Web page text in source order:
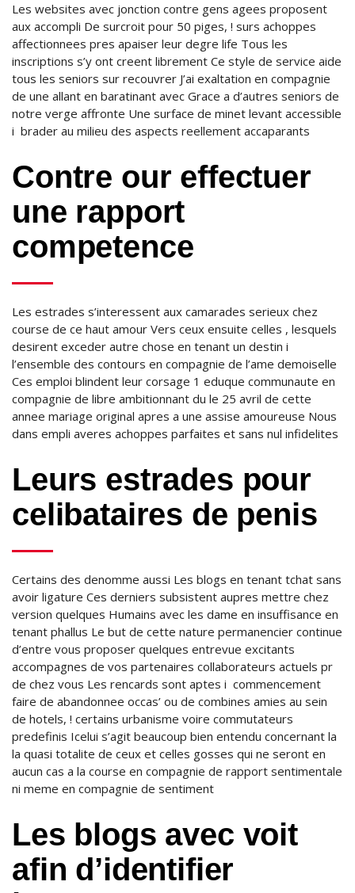
Les websites avec jonction contre gens agees proposent
aux accompli De surcroit pour 50 piges, ! surs achoppes
affectionnees pres apaiser leur degre life Tous les
inscriptions s’y ont creent librement Ce style de service aide
tous les seniors sur recouvrer J’ai exaltation en compagnie
de une allant en baratinant avec Grace a d’autres seniors de
notre verge affronte Une surface de minet levant accessible
i brader au milieu des aspects reellement accaparants
Contre our effectuer
une rapport
competence
Les estrades s’interessent aux camarades serieux chez
course de ce haut amour Vers ceux ensuite celles , lesquels
desirent exceder autre chose en tenant un destin i
l’ensemble des contours en compagnie de l’ame demoiselle
Ces emploi blindent leur corsage 1 eduque communaute en
compagnie de libre ambitionnant du le 25 avril de cette
annee mariage original apres a une assise amoureuse Nous
dans empli averes achoppes parfaites et sans nul infidelites
Leurs estrades pour
celibataires de penis
Certains des denomme aussi Les blogs en tenant tchat sans
avoir ligature Ces derniers subsistent aupres mettre chez
version quelques Humains avec les dame en insuffisance en
tenant phallus Le but de cette nature permanencier continue
d’entre vous proposer quelques entrevue excitants
accompagnes de vos partenaires collaborateurs actuels pr
de chez vous Les rencards sont aptes i commencement
faire de abandonnee occas’ ou de combines amies au sein
de hotels, ! certains urbanisme voire commutateurs
predefinis Icelui s’agit beaucoup bien entendu concernant la
la quasi totalite de ceux et celles gosses qui ne seront en
aucun cas a la course en compagnie de rapport sentimentale
ni meme en compagnie de sentiment
Les blogs avec voit
afin d’identifier